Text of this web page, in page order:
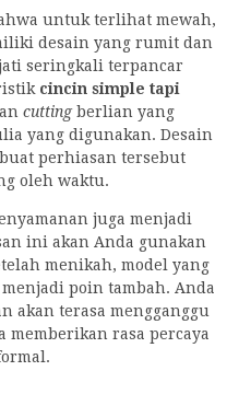
untuk terlihat mewah,
desain yang rumit dan
seringkali terpancar
cincin simple tapi
cuttingberlian yang
yang digunakan. Desain
perhiasan tersebut
oleh waktu.
juga menjadi
ini akan Anda gunakan
menikah, model yang
poin tambah. Anda
akan terasa mengganggu
memberikan rasa percaya